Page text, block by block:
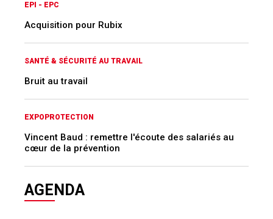
EPI - EPC
Acquisition pour Rubix
SANTÉ & SÉCURITÉ AU TRAVAIL
Bruit au travail
EXPOPROTECTION
Vincent Baud : remettre l'écoute des salariés au
cœur de la prévention
AGENDA